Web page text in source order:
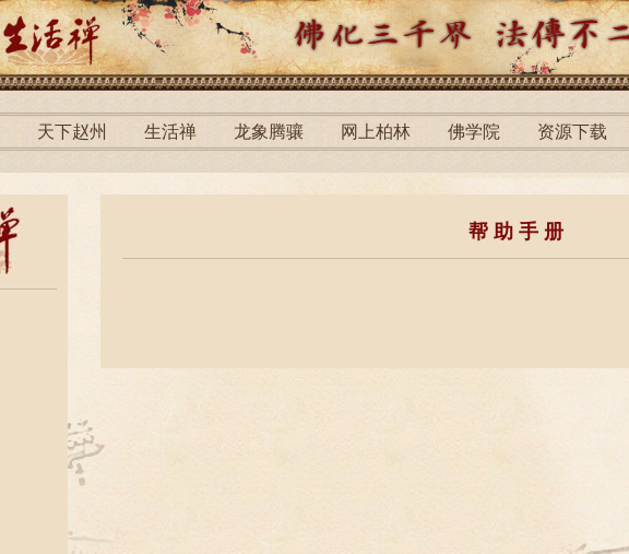
天下赵州 生活禅 龙象腾骧 网上柏林 佛学院 资源下载
帮 助 手 册